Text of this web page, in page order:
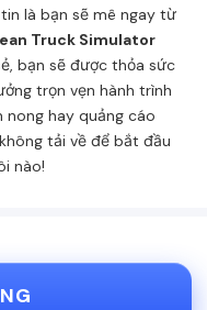
là bạn sẽ mê ngay từ
Truck Simulator
bạn sẽ được thỏa sức
trọn vẹn hành trình
nong hay quảng cáo
tải về để bắt đầu
nào!